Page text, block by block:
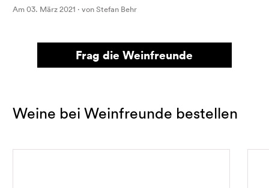
Am 03. März 2021 · von Stefan Behr
Frag die Weinfreunde
Weine bei Weinfreunde bestellen